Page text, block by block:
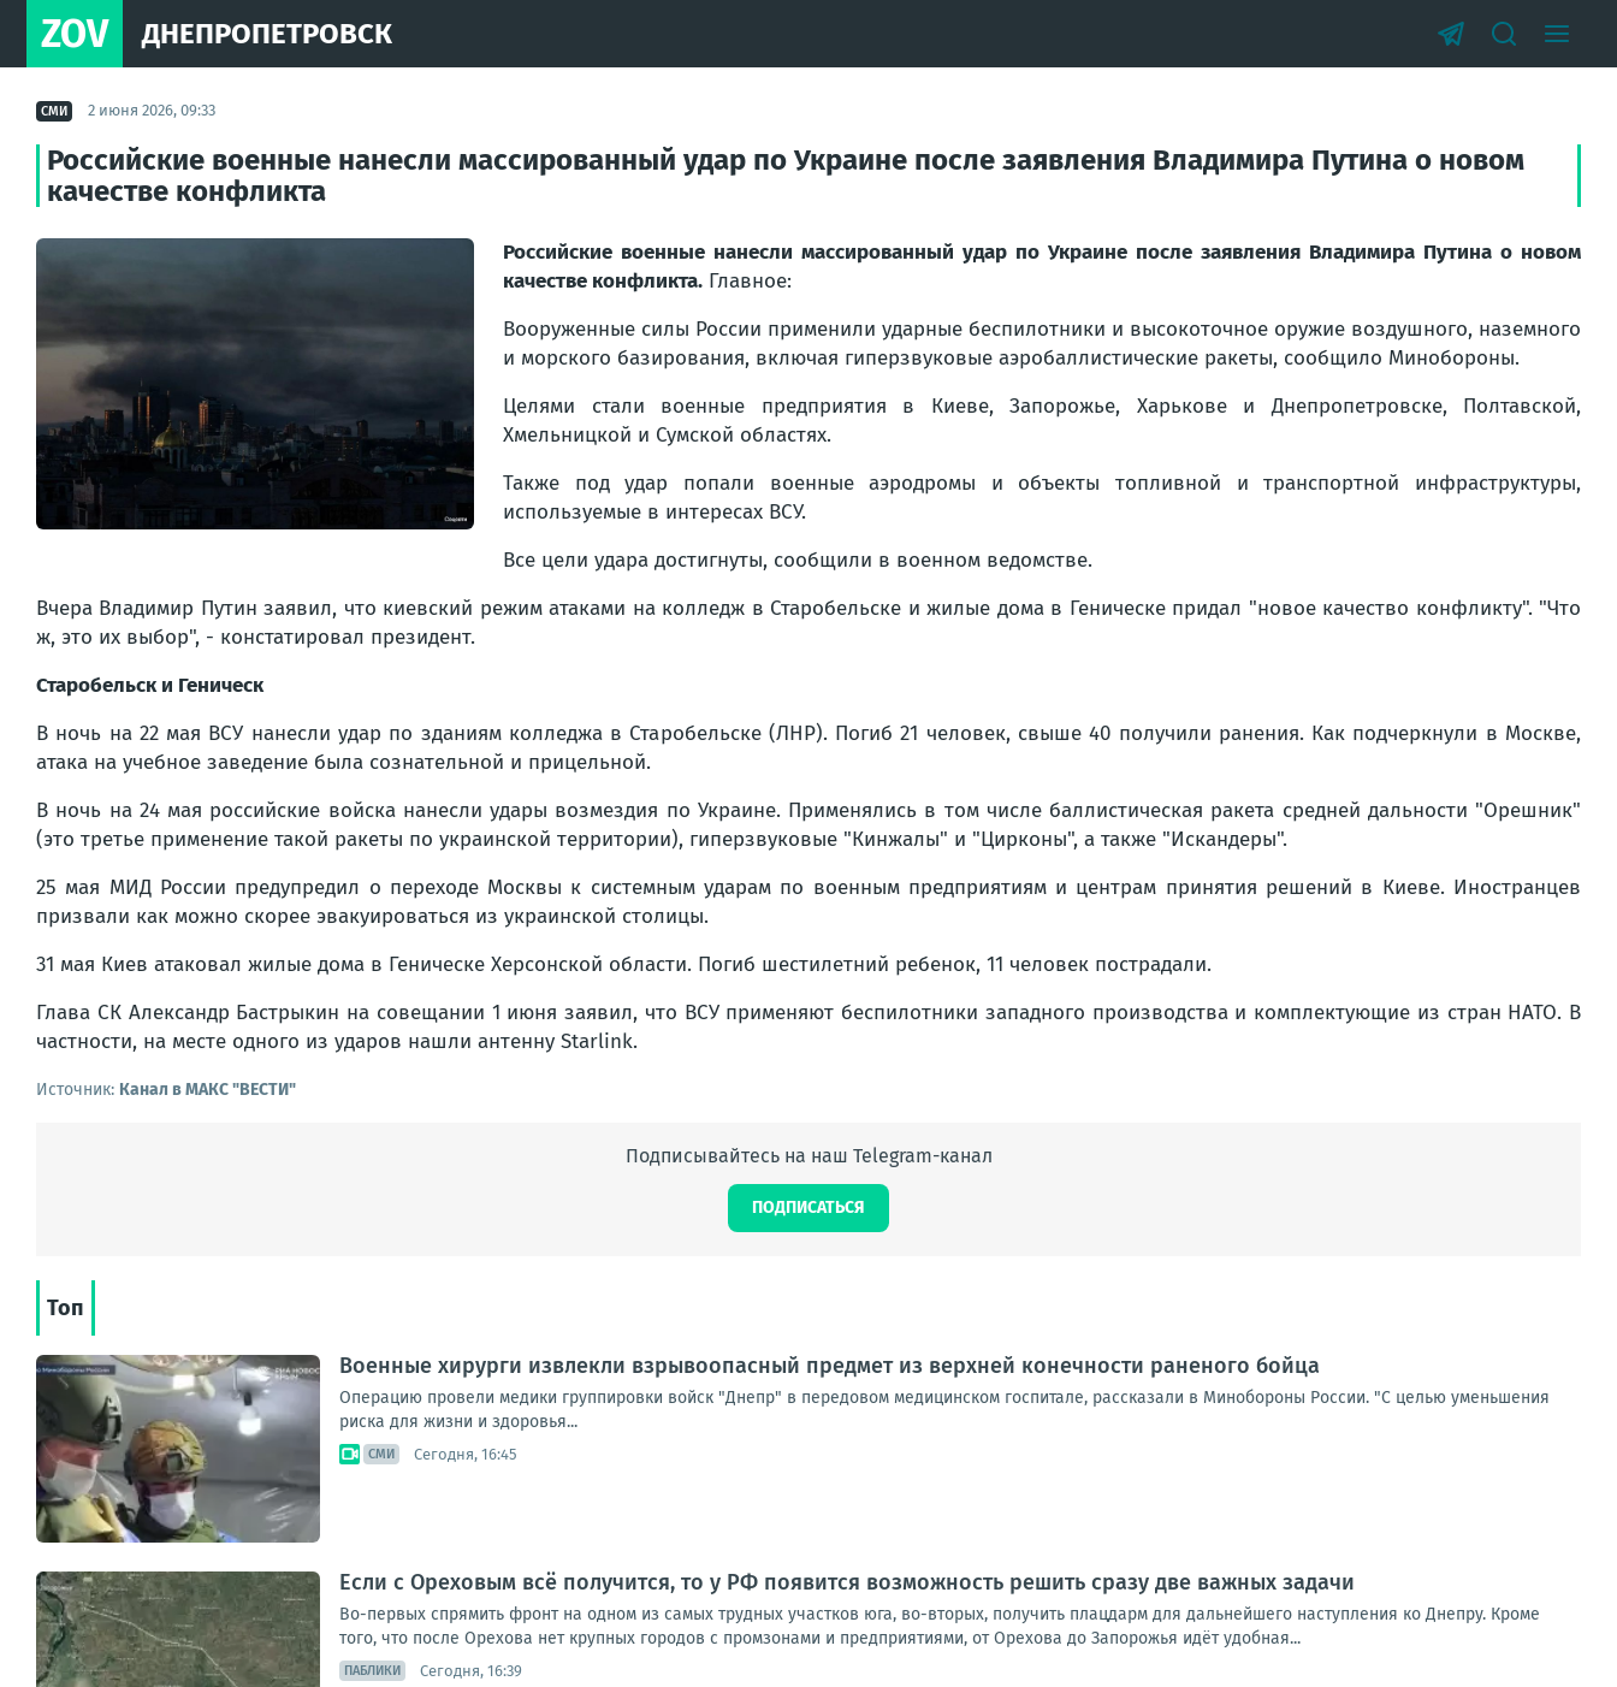
ZOV ДНЕПРОПЕТРОВСК
СМИ 2 июня 2026, 09:33
Российские военные нанесли массированный удар по Украине после заявления Владимира Путина о новом
качестве конфликта
Российские военные нанесли массированный удар по Украине после заявления Владимира Путина о новом
качестве конфликта. Главное:
Вооруженные силы России применили ударные беспилотники и высокоточное оружие воздушного, наземного
и морского базирования, включая гиперзвуковые аэробаллистические ракеты, сообщило Минобороны.
Целями стали военные предприятия в Киеве, Запорожье, Харькове и Днепропетровске, Полтавской,
Хмельницкой и Сумской областях.
Также под удар попали военные аэродромы и объекты топливной и транспортной инфраструктуры,
используемые в интересах ВСУ.
Все цели удара достигнуты, сообщили в военном ведомстве.
Вчера Владимир Путин заявил, что киевский режим атаками на колледж в Старобельске и жилые дома в Геническе придал "новое качество конфликту". "Что
ж, это их выбор", - констатировал президент.
Старобельск и Геническ
В ночь на 22 мая ВСУ нанесли удар по зданиям колледжа в Старобельске (ЛНР). Погиб 21 человек, свыше 40 получили ранения. Как подчеркнули в Москве,
атака на учебное заведение была сознательной и прицельной.
В ночь на 24 мая российские войска нанесли удары возмездия по Украине. Применялись в том числе баллистическая ракета средней дальности "Орешник"
(это третье применение такой ракеты по украинской территории), гиперзвуковые "Кинжалы" и "Цирконы", а также "Искандеры".
25 мая МИД России предупредил о переходе Москвы к системным ударам по военным предприятиям и центрам принятия решений в Киеве. Иностранцев
призвали как можно скорее эвакуироваться из украинской столицы.
31 мая Киев атаковал жилые дома в Геническе Херсонской области. Погиб шестилетний ребенок, 11 человек пострадали.
Глава СК Александр Бастрыкин на совещании 1 июня заявил, что ВСУ применяют беспилотники западного производства и комплектующие из стран НАТО. В
частности, на месте одного из ударов нашли антенну Starlink.
Источник: Канал в МАКС "ВЕСТИ"
Подписывайтесь на наш Telegram-канал
ПОДПИСАТЬСЯ
Топ
Военные хирурги извлекли взрывоопасный предмет из верхней конечности раненого бойца
Операцию провели медики группировки войск "Днепр" в передовом медицинском госпитале, рассказали в Минобороны России. "С целью уменьшения
риска для жизни и здоровья...
СМИ Сегодня, 16:45
Если с Ореховым всё получится, то у РФ появится возможность решить сразу две важных задачи
Во-первых спрямить фронт на одном из самых трудных участков юга, во-вторых, получить плацдарм для дальнейшего наступления ко Днепру. Кроме
того, что после Орехова нет крупных городов с промзонами и предприятиями, от Орехова до Запорожья идёт удобная...
ПАБЛИКИ Сегодня, 16:39